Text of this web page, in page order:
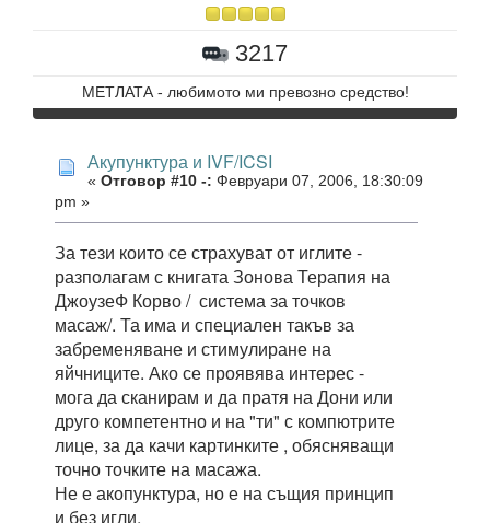
3217
МЕТЛАТА - любимото ми превозно средство!
Акупунктура и IVF/ICSI
« Отговор #10 -: Февруари 07, 2006, 18:30:09
pm »
За тези които се страхуват от иглите -
разполагам с книгата Зонова Терапия на
ДжоузеФ Корво / система за точков
масаж/. Та има и специален такъв за
забременяване и стимулиране на
яйчниците. Ако се проявява интерес -
мога да сканирам и да пратя на Дони или
друго компетентно и на "ти" с компютрите
лице, за да качи картинките , обясняващи
точно точките на масажа.
Не е акопунктура, но е на същия принцип
и без игли.